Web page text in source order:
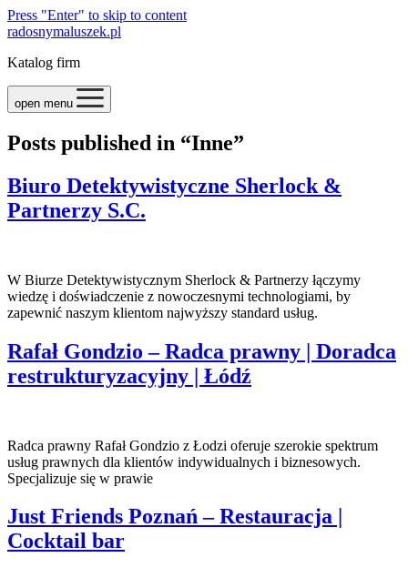
Press "Enter" to skip to content
radosnymaluszek.pl
Katalog firm
open menu
Posts published in “Inne”
Biuro Detektywistyczne Sherlock &
Partnerzy S.C.
W Biurze Detektywistycznym Sherlock & Partnerzy łączymy
wiedzę i doświadczenie z nowoczesnymi technologiami, by
zapewnić naszym klientom najwyższy standard usług.
Rafał Gondzio – Radca prawny | Doradca
restrukturyzacyjny | Łódź
Radca prawny Rafał Gondzio z Łodzi oferuje szerokie spektrum
usług prawnych dla klientów indywidualnych i biznesowych.
Specjalizuje się w prawie
Just Friends Poznań – Restauracja |
Cocktail bar